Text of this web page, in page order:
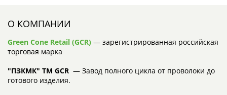
О КОМПАНИИ
Green Cone Retail (GCR) — зарегистрированная российская
торговая марка
"ПЗКМК" TM GCR — Завод полного цикла от проволоки до
готового изделия.